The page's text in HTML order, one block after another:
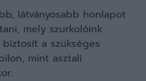
látványosabb honlapot
mely szurkolóink
a szükséges
mint asztali